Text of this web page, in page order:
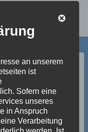
von 21)
an unserem
ist
Sofern eine
unseres
in Anspruch
Verarbeitung